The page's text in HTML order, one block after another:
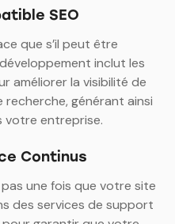
SEO
que s’il peut être
inclut les
améliorer la visibilité de
générant ainsi
votre entreprise.
Continus
une fois que votre site
des services de support